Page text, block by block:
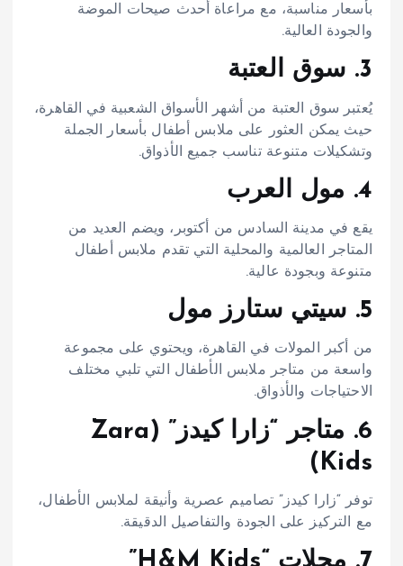
بأسعار مناسبة، مع مراعاة أحدث صيحات الموضة
والجودة العالية.​
3. سوق العتبة
يُعتبر سوق العتبة من أشهر الأسواق الشعبية في القاهرة،
حيث يمكن العثور على ملابس أطفال بأسعار الجملة
وتشكيلات متنوعة تناسب جميع الأذواق.​
4. مول العرب
يقع في مدينة السادس من أكتوبر، ويضم العديد من
المتاجر العالمية والمحلية التي تقدم ملابس أطفال
متنوعة وبجودة عالية.​
5. سيتي ستارز مول
من أكبر المولات في القاهرة، ويحتوي على مجموعة
واسعة من متاجر ملابس الأطفال التي تلبي مختلف
الاحتياجات والأذواق.​
6. متاجر “زارا كيدز” (Zara
Kids)
توفر “زارا كيدز” تصاميم عصرية وأنيقة لملابس الأطفال،
مع التركيز على الجودة والتفاصيل الدقيقة.​